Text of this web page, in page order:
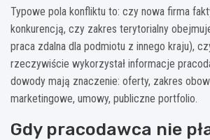
Typowe pola konfliktu to: czy nowa firma
konkurencją, czy zakres terytorialny
praca zdalna dla podmiotu z innego kraju),
rzeczywiście wykorzystał informacje
dowody mają znaczenie: oferty, zakres
marketingowe, umowy, publiczne portfolio.
Gdy pracodawca nie